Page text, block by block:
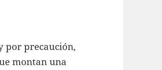
por precaución,
montan una